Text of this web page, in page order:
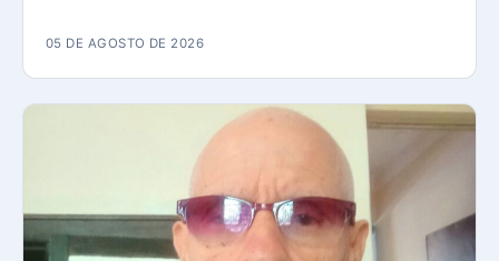
05 DE AGOSTO DE 2026